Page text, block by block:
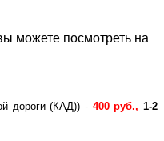
можете посмотреть на
дороги (КАД)) - 400 руб.,1-2